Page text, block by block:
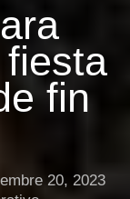
fin
20, 2023